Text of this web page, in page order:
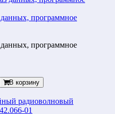
программное
программное
В корзину